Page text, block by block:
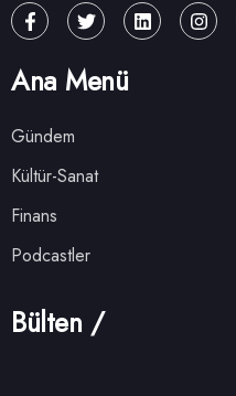
Ana Menü
Gündem
Kültür-Sanat
Finans
Podcastler
Bülten /